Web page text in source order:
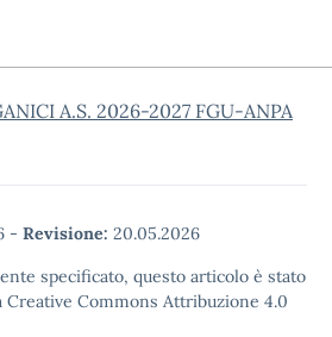
A.S. 2026-2027 FGU-ANPA
- Revisione: 20.05.2026
specificato, questo articolo è stato
Commons Attribuzione 4.0